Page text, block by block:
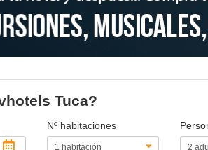
Tuca?
Nº habitaciones